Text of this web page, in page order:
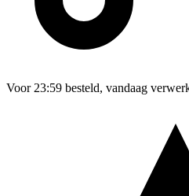
Voor 23:59 besteld, vandaag